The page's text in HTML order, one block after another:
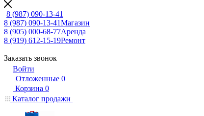
8 (987) 090-13-41
8 (987) 090-13-41Магазин
8 (905) 000-68-77Аренда
8 (919) 612-15-19Ремонт
Заказать звонок
Войти
Отложенные 0
Корзина 0
Каталог продажи